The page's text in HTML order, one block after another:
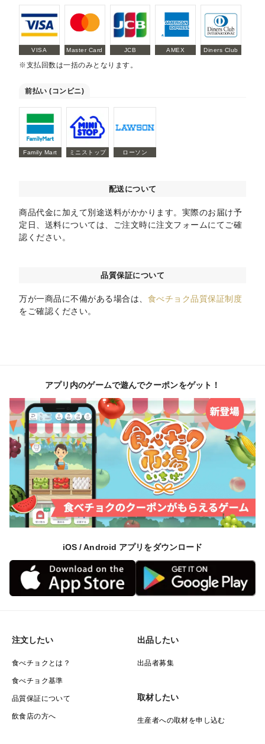
VISA Master Card JCB AMEX Diners Club
※支払回数は一括のみとなります。
前払い (コンビニ)
Family Mart ミニストップ ローソン
配送について
商品代金に加えて別途送料がかかります。実際のお届け予
定日、送料については、ご注文時に注文フォームにてご確
認ください。
品質保証について
万が一商品に不備がある場合は、 食べチョク品質保証制度
をご確認ください。
アプリ内のゲームで遊んでクーポンをゲット！
iOS / Android アプリをダウンロード
注文したい
食べチョクとは？
食べチョク基準
品質保証について
飲食店の方へ
出品したい
出品者募集
取材したい
生産者への取材を申し込む